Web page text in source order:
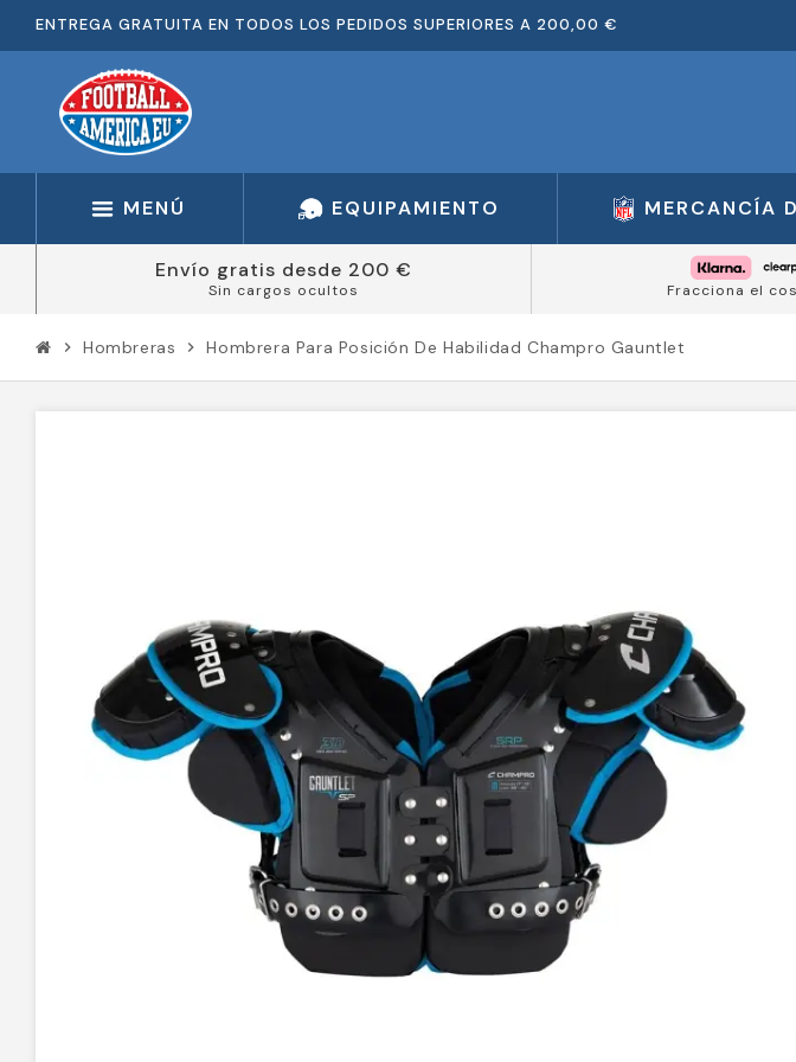
ENTREGA GRATUITA EN TODOS LOS PEDIDOS SUPERIORES A 200,00 €
MENÚ EQUIPAMIENTO MERCANCÍA
Envío gratis desde 200 €
Sin cargos ocultos Fracciona el
chevron_right Hombreras chevron_right Hombrera Para Posición De Habilidad Champro Gauntlet